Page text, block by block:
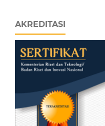
AKREDITASI